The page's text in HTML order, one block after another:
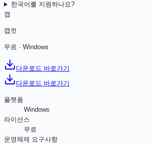
한국어를 지원하나요?
캡
캡컷
무료 · Windows
다운로드 바로가기
다운로드 바로가기
플랫폼
Windows
라이선스
무료
운영체제 요구사항